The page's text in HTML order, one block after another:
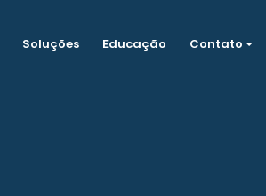
Soluções Educação Contato